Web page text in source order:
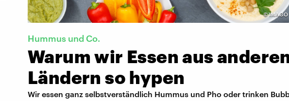
©
Hummus und Co.
Warum wir Essen aus
Ländern so hypen
Wir essen ganz selbstverständlich Hummus und Pho oder trinken